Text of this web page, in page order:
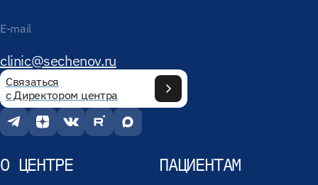
E-mail
clinic@sechenov.ru
Связаться
с Директором центра
О ЦЕНТРЕ ПАЦИЕНТАМ